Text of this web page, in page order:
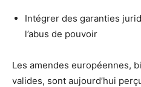
Intégrer des garanties
l’abus de pouvoir
Les amendes européennes,
valides, sont aujourd’hui